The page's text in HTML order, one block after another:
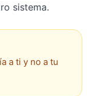
sistema.
a ti y no a tu